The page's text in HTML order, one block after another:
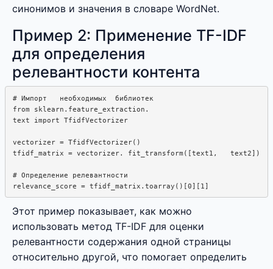
синонимов и значения в словаре WordNet.
Пример 2: Применение TF-IDF
для определения
релевантности контента
# Импорт   необходимых  библиотек
from sklearn.feature_extraction.
text import TfidfVectorizer
vectorizer = TfidfVectorizer()
tfidf_matrix = vectorizer. fit_transform([text1,   text2])
# Определение релевантности
Этот пример показывает, как можно
использовать метод TF-IDF для оценки
релевантности содержания одной страницы
относительно другой, что помогает определить